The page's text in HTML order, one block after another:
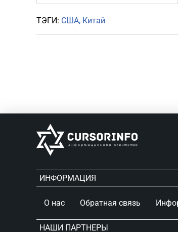
ТЭГИ: США Китай
ИНФОРМАЦИЯ
О нас Обратная связь
НАШИ ПАРТНЕРЫ